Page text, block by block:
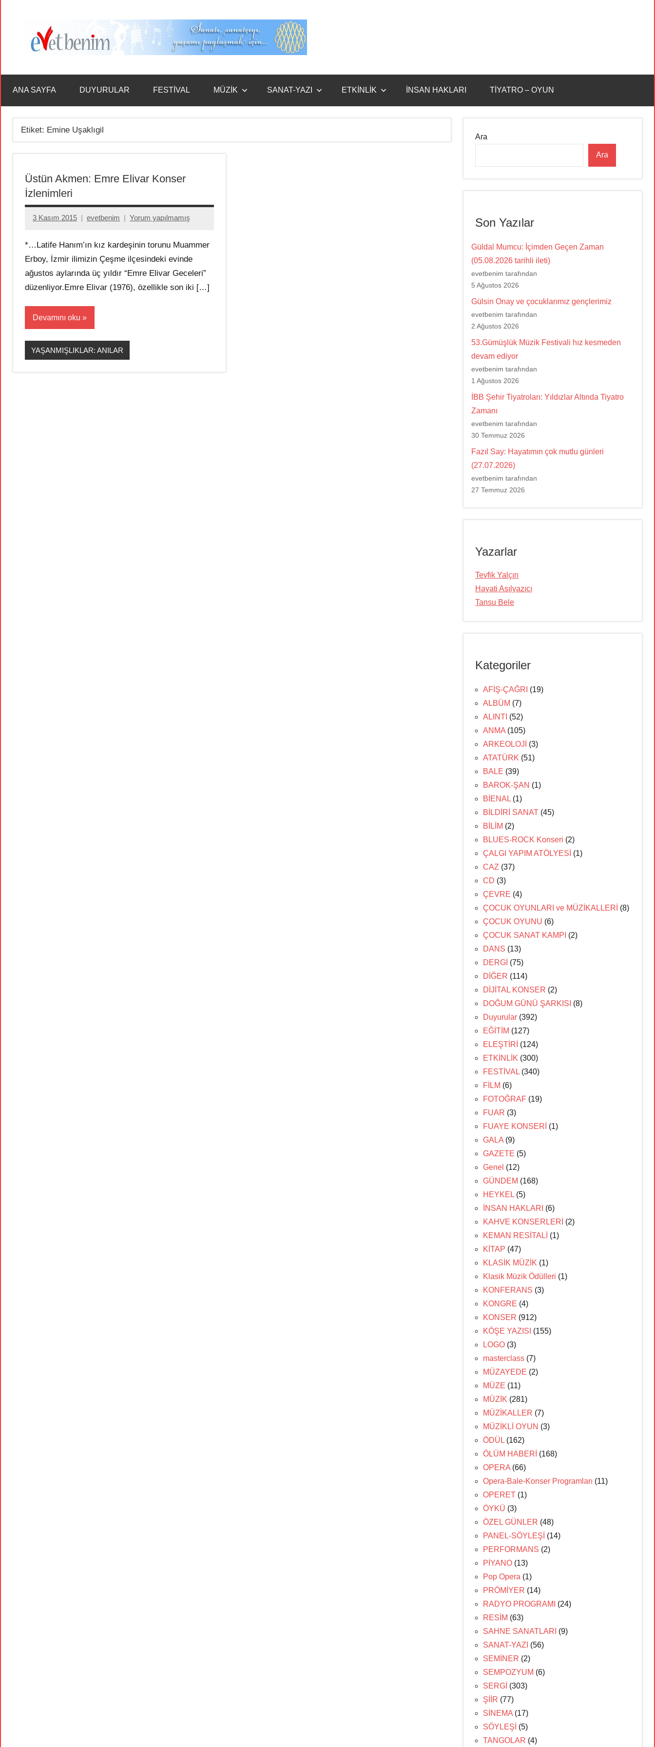
Benim
ANA SAYFA DUYURULAR FESTİVAL MÜZİK SANAT-YAZI ETKİNLİK İNSAN HAKLARI TİYATRO – OYUN
Etiket: Emine Uşaklıgil
Üstün Akmen: Emre Elivar Konser
İzlenimleri
3 Kasım 2015 evetbenim Yorum yapılmamış
*…Latife Hanım’ın kız kardeşinin torunu Muammer
Erboy, İzmir ilimizin Çeşme ilçesindeki evinde
ağustos aylarında üç yıldır “Emre Elivar Geceleri”
düzenliyor.Emre Elivar (1976), özellikle son iki […]
Devamını oku
YAŞANMIŞLIKLAR: ANILAR
Ara
Ara
Son Yazılar
Güldal Mumcu: İçimden Geçen Zaman
(05.08.2026 tarihli ileti)
evetbenim tarafından
5 Ağustos 2026
Gülsin Onay ve çocuklarımız gençlerimiz
evetbenim tarafından
2 Ağustos 2026
53.Gümüşlük Müzik Festivali hız kesmeden
devam ediyor
evetbenim tarafından
1 Ağustos 2026
İBB Şehir Tiyatroları: Yıldızlar Altında Tiyatro
Zamanı
evetbenim tarafından
30 Temmuz 2026
Fazıl Say: Hayatımın çok mutlu günleri
(27.07.2026)
evetbenim tarafından
27 Temmuz 2026
Yazarlar
Tevfik Yalçın
Hayati Asılyazıcı
Tansu Bele
Kategoriler
AFİŞ-ÇAĞRI (19)
ALBÜM (7)
ALINTI (52)
ANMA (105)
ARKEOLOJİ (3)
ATATÜRK (51)
BALE (39)
BAROK-ŞAN (1)
BİENAL (1)
BİLDİRİ SANAT (45)
BİLİM (2)
BLUES-ROCK Konseri (2)
ÇALGI YAPIM ATÖLYESİ (1)
CAZ (37)
CD (3)
ÇEVRE (4)
ÇOCUK OYUNLARI ve MÜZİKALLERİ (8)
ÇOCUK OYUNU (6)
ÇOCUK SANAT KAMPI (2)
DANS (13)
DERGİ (75)
DİĞER (114)
DİJİTAL KONSER (2)
DOĞUM GÜNÜ ŞARKISI (8)
Duyurular (392)
EĞİTİM (127)
ELEŞTİRİ (124)
ETKİNLİK (300)
FESTİVAL (340)
FİLM (6)
FOTOĞRAF (19)
FUAR (3)
FUAYE KONSERİ (1)
GALA (9)
GAZETE (5)
Genel (12)
GÜNDEM (168)
HEYKEL (5)
İNSAN HAKLARI (6)
KAHVE KONSERLERİ (2)
KEMAN RESİTALİ (1)
KİTAP (47)
KLASİK MÜZİK (1)
Klasik Müzik Ödülleri (1)
KONFERANS (3)
KONGRE (4)
KONSER (912)
KÖŞE YAZISI (155)
LOGO (3)
masterclass (7)
MÜZAYEDE (2)
MÜZE (11)
MÜZİK (281)
MÜZİKALLER (7)
MÜZİKLİ OYUN (3)
ÖDÜL (162)
ÖLÜM HABERİ (168)
OPERA (66)
Opera-Bale-Konser Programları (11)
OPERET (1)
ÖYKÜ (3)
ÖZEL GÜNLER (48)
PANEL-SÖYLEŞİ (14)
PERFORMANS (2)
PİYANO (13)
Pop Opera (1)
PRÖMİYER (14)
RADYO PROGRAMI
(24)
RESİM (63)
SAHNE SANATLARI (9)
SANAT-YAZI (56)
SEMİNER (2)
SEMPOZYUM (6)
SERGİ (303)
ŞİİR (77)
SİNEMA (17)
SÖYLEŞİ (5)
TANGOLAR (4)